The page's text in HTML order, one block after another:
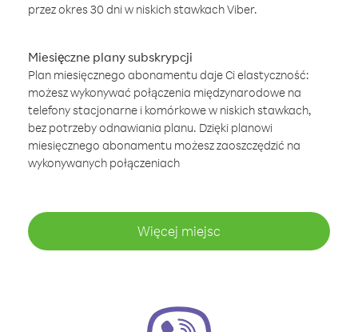
przez okres 30 dni w niskich stawkach Viber.
Miesięczne plany subskrypcji
Plan miesięcznego abonamentu daje Ci elastyczność:
możesz wykonywać połączenia międzynarodowe na
telefony stacjonarne i komórkowe w niskich stawkach,
bez potrzeby odnawiania planu. Dzięki planowi
miesięcznego abonamentu możesz zaoszczędzić na
wykonywanych połączeniach
Więcej miejsc